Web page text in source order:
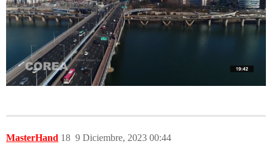
MasterHand 9 Diciembre, 2023 00:44
18